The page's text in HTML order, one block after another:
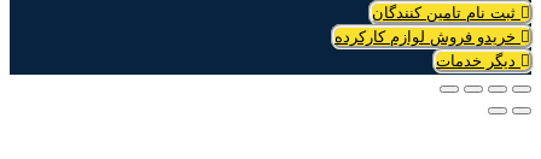
ثبت نام تامین کنندگان
خریدو فروش لوازم کارکرده
دیگر خدمات